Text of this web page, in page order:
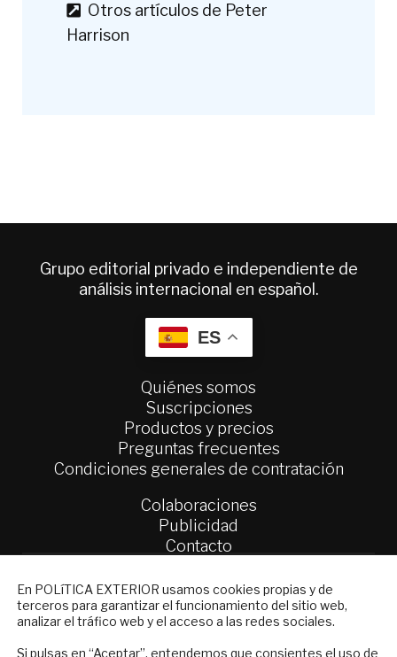
Otros artículos de Peter
Harrison
Grupo editorial privado e independiente de
análisis internacional en español.
ES
Quiénes somos
Suscripciones
Productos y precios
Preguntas frecuentes
Condiciones generales de contratación
Colaboraciones
Publicidad
Contacto
Política Exterior
Informe Semanal de Política Exterior
Afkar/Ideas
En POLíTICA EXTERIOR usamos cookies propias y de
terceros para garantizar el funcionamiento del sitio web,
analizar el tráfico web y el acceso a las redes sociales.
Si pulsas en “Aceptar”, entendemos que consientes el uso de
NEWSLETTER
Suscríbase a nuestro boletín electrónico y
reciba en su correo el mejor análisis
internacional en español.